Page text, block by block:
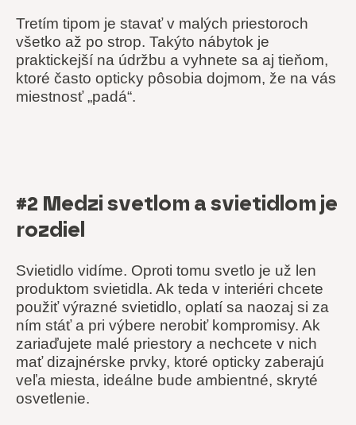
Tretím tipom je stavať v malých priestoroch
všetko až po strop. Takýto nábytok je
praktickejší na údržbu a vyhnete sa aj tieňom,
ktoré často opticky pôsobia dojmom, že na vás
miestnosť „padá“.
#2 Medzi svetlom a svietidlom je
rozdiel
Svietidlo vidíme. Oproti tomu svetlo je už len
produktom svietidla. Ak teda v interiéri chcete
použiť výrazné svietidlo, oplatí sa naozaj si za
ním stáť a pri výbere nerobiť kompromisy. Ak
zariaďujete malé priestory a nechcete v nich
mať dizajnérske prvky, ktoré opticky zaberajú
veľa miesta, ideálne bude ambientné, skryté
osvetlenie.